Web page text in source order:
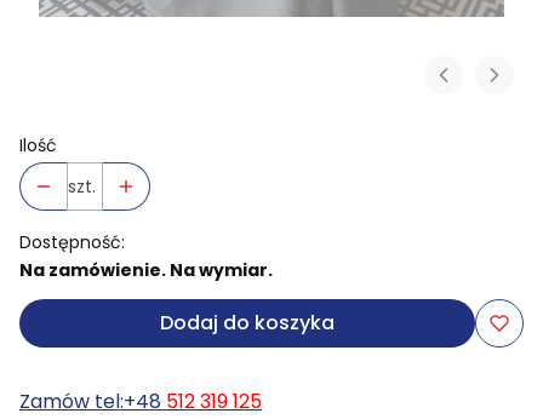
Ilość
szt.
Dostępność:
Na zamówienie. Na wymiar.
Dodaj do koszyka
Zamów tel:+48 512 319 125